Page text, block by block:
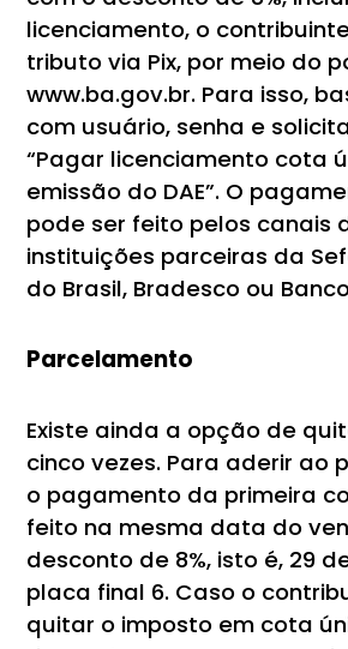
licenciamento, o
tributo via Pix, por meio do
www.ba.gov.br. Para isso,
com usuário, senha e
“Pagar licenciamento cota
emissão do DAE”. O
pode ser feito pelos canais
instituições parceiras da
do Brasil, Bradesco ou
Parcelamento
Existe ainda a opção de
cinco vezes. Para aderir ao
o pagamento da primeira
feito na mesma data do
desconto de 8%, isto é, 29
placa final 6. Caso o
quitar o imposto em cota